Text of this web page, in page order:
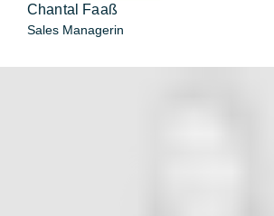
Chantal Faaß
Sales Managerin